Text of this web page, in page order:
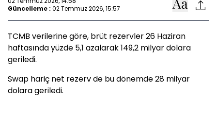
Güncelleme : 02 Temmuz 2026, 15:57
TCMB verilerine göre, brüt rezervler 26 Haziran
haftasında yüzde 5,1 azalarak 149,2 milyar dolara
geriledi.
Swap hariç net rezerv de bu dönemde 28 milyar
dolara geriledi.